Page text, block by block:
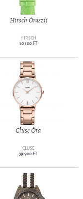
Hirsch Óraszíj
HIRSCH
10 100 FT
Cluse Óra
CLUSE
39 900 FT